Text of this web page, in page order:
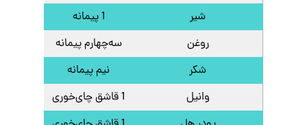
شیر
1 پیمانه
روغن
سه‌چهارم پیمانه
شکر
نیم پیمانه
وانیل
1 قاشق چای‌خوری